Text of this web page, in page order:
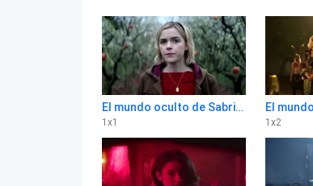
El mundo oculto de Sabrina 1x1
1 x1 1 x2